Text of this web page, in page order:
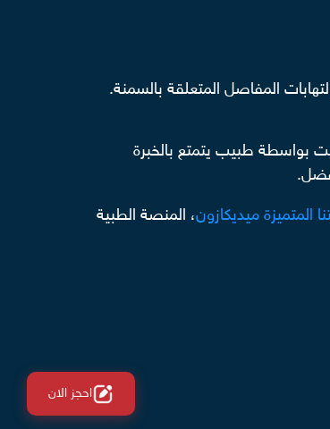
المفاصل المتعلقة بالسمنة.
بواسطة طبيب يتمتع بالخبرة
المتميزة ميديكازون، المنصة الطبية
احجز الان